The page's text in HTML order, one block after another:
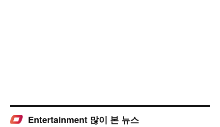
Entertainment 많이 본 뉴스